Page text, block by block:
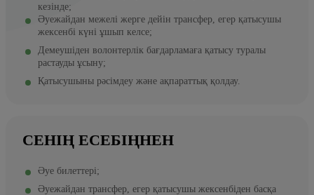
кезінде;
Әуежайдан межелі жерге дейін трансфер, егер қатысушы
жексенбі күні ұшып келсе;
Демеушіден волонтерлік бағдарламаға қатысу туралы
растауды ұсыну;
Қатысушыны рәсімдеу және ақпараттық қолдау.
СЕНІҢ ЕСЕБІҢНЕН
Әуе билеттері;
Әуежайдан трансфер, егер қатысушы жексенбіден басқа